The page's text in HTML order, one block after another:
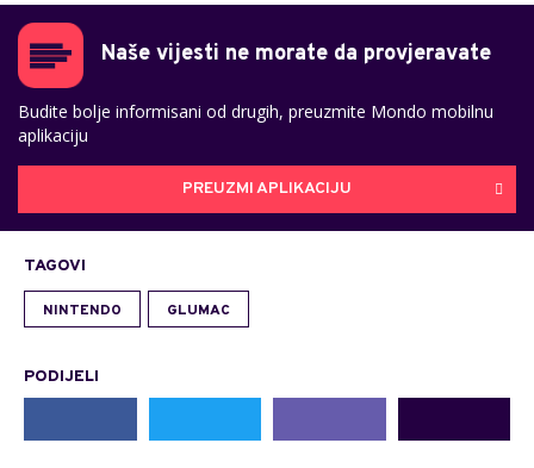
Naše vijesti ne morate da provjeravate
Budite bolje informisani od drugih, preuzmite Mondo mobilnu
aplikaciju
PREUZMI APLIKACIJU
TAGOVI
NINTENDO GLUMAC
PODIJELI